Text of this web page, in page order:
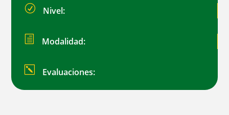
R Nivel:
h Modalidad:
k Evaluaciones: